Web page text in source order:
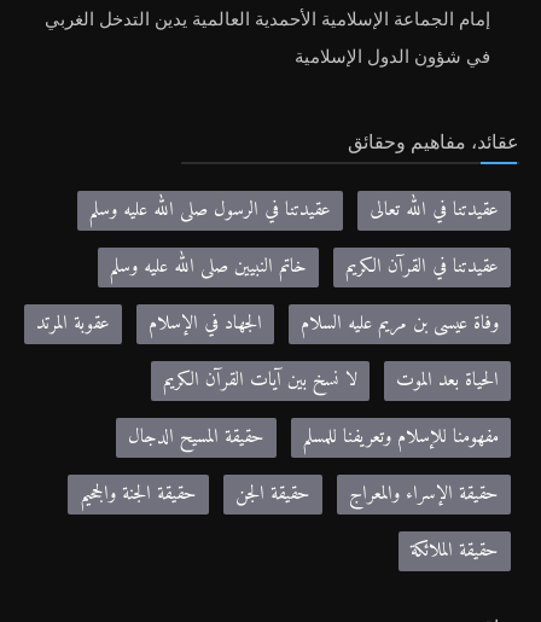
إمام الجماعة الإسلامية الأحمدية العالمية يدين التدخل الغربي
في شؤون الدول الإسلامية
عقائد، مفاهيم وحقائق
عقيدتنا في الله تعالى
عقيدتنا في الرسول صلى الله عليه وسلم
عقيدتنا في القرآن الكريم
خاتم النبيين صلى الله عليه وسلم
وفاة عيسى بن مريم عليه السلام
الجهاد في الإسلام
عقوبة المرتد
الحياة بعد الموت
لا نسخ بين آيات القرآن الكريم
مفهومنا للإسلام وتعريفنا للمسلم
حقيقة المسيح الدجال
حقيقة الإسراء والمعراج
حقيقة الجن
حقيقة الجنة والجحيم
حقيقة الملائكة